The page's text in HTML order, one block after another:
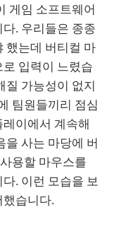
게임 소프트웨어
. 우리들은 종종
했는데 버티컬 마
입력이 느렸습
질 가능성이 없지
팀원들끼리 점심
이에서 계속해
을 사는 마당에 버
용할 마우스를
. 이런 모습을 보
습니다.